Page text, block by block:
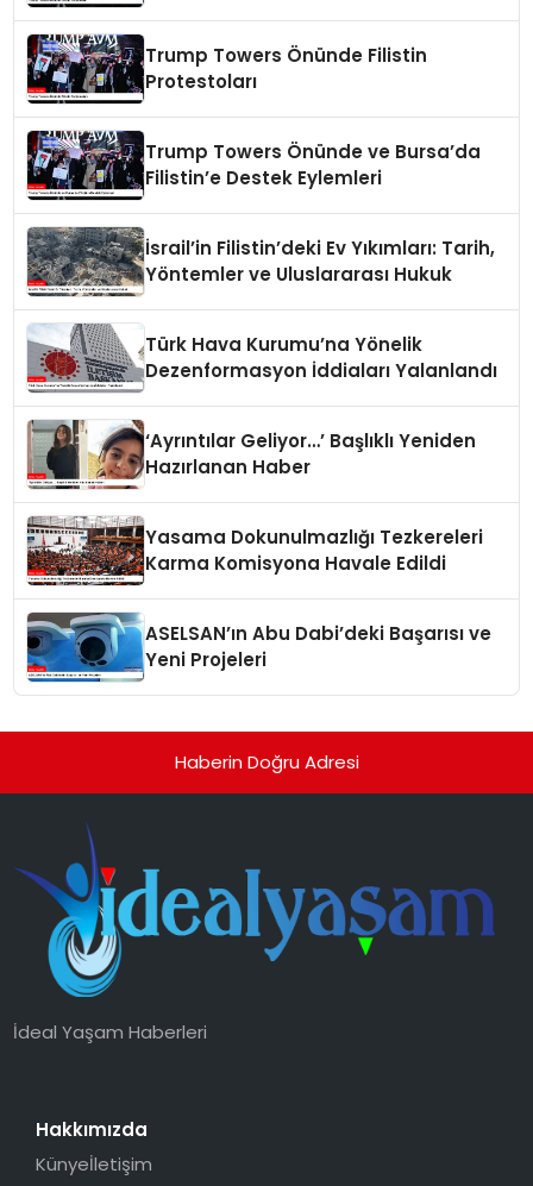
Trump Towers Önünde Filistin
Protestoları
Trump Towers Önünde ve Bursa’da
Filistin’e Destek Eylemleri
İsrail’in Filistin’deki Ev Yıkımları: Tarih,
Yöntemler ve Uluslararası Hukuk
Türk Hava Kurumu’na Yönelik
Dezenformasyon İddiaları Yalanlandı
‘Ayrıntılar Geliyor…’ Başlıklı Yeniden
Hazırlanan Haber
Yasama Dokunulmazlığı Tezkereleri
Karma Komisyona Havale Edildi
ASELSAN’ın Abu Dabi’deki Başarısı ve
Yeni Projeleri
Haberin Doğru Adresi
İdeal Yaşam Haberleri
Hakkımızda
Künyeİletişim